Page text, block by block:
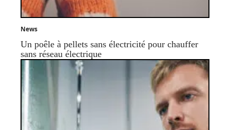
News
Un poêle à pellets sans électricité pour chauffer
sans réseau électrique